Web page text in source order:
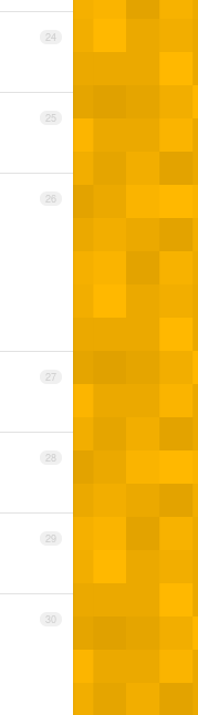
24
25
26
27
28
29
30